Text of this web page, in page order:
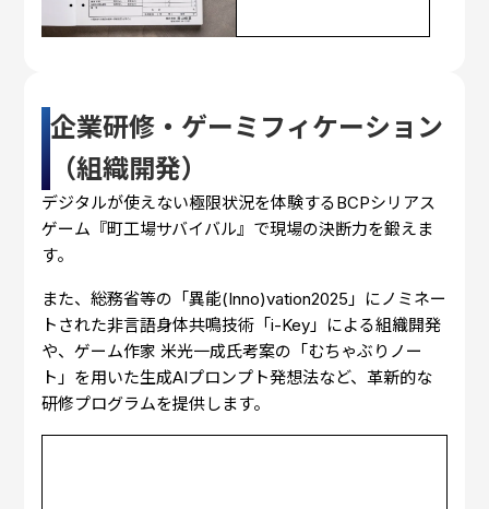
企業研修・ゲーミフィケーション
（組織開発）
デジタルが使えない極限状況を体験するBCPシリアス
ゲーム『町工場サバイバル』で現場の決断力を鍛えま
す。
また、総務省等の「異能(Inno)vation2025」にノミネー
トされた非言語身体共鳴技術「i-Key」による組織開発
や、ゲーム作家 米光一成氏考案の「むちゃぶりノー
ト」を用いた生成AIプロンプト発想法など、革新的な
研修プログラムを提供します。